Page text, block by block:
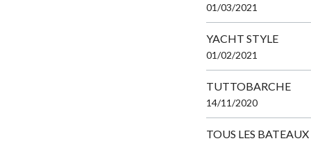
01/03/2021
YACHT STYLE
01/02/2021
TUTTOBARCHE
14/11/2020
TOUS LES BATEAUX